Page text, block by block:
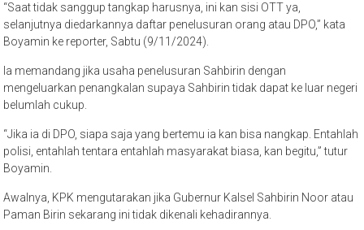
“Saat tidak sanggup tangkap harusnya, ini kan sisi OTT ya,
selanjutnya diedarkannya daftar penelusuran orang atau DPO,” kata
Boyamin ke reporter, Sabtu (9/11/2024).
Ia memandang jika usaha penelusuran Sahbirin dengan
mengeluarkan penangkalan supaya Sahbirin tidak dapat ke luar negeri
belumlah cukup.
“Jika ia di DPO, siapa saja yang bertemu ia kan bisa nangkap. Entahlah
polisi, entahlah tentara entahlah masyarakat biasa, kan begitu,” tutur
Boyamin.
Awalnya, KPK mengutarakan jika Gubernur Kalsel Sahbirin Noor atau
Paman Birin sekarang ini tidak dikenali kehadirannya.